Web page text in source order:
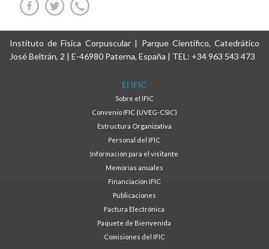
Instituto de Física Corpuscular | Parque Científico, Catedrático
José Beltrán, 2 | E-46980 Paterna, España | TEL: +34 963 543 473
El IFIC
Sobre el IFIC
Convenio IFIC (UVEG-CSIC)
Estructura Organizativa
Personal del IFIC
Información para el visitante
Memorias anuales
Financiación IFIC
Publicaciones
Factura Electrónica
Paquete de Bienvenida
Comisiones del IFIC